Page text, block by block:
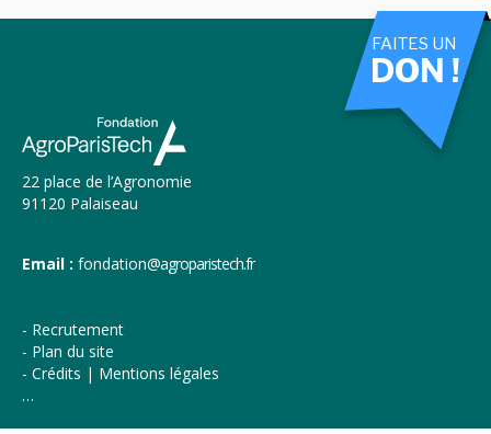
22 place de l’Agronomie
91120 Palaiseau
Email : fondation@agroparistech.fr
Recrutement
Plan du site
Crédits | Mentions légales
…
FAITES UN
DON !